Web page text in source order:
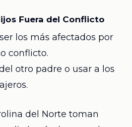
Fuera del Conflicto
los más afectados por
conflicto.
otro padre o usar a los
del Norte toman